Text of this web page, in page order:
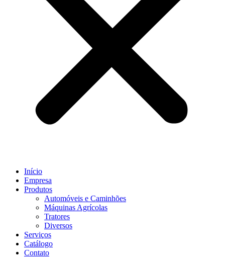
Início
Empresa
Produtos
Automóveis e Caminhões
Máquinas Agrícolas
Tratores
Diversos
Serviços
Catálogo
Contato